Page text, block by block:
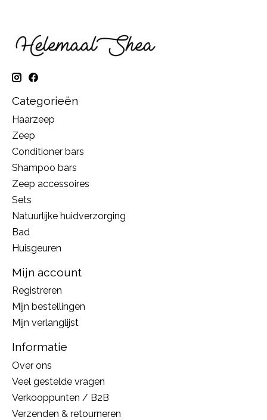
Categorieën
Haarzeep
Zeep
Conditioner bars
Shampoo bars
Zeep accessoires
Sets
Natuurlijke huidverzorging
Bad
Huisgeuren
Mijn account
Registreren
Mijn bestellingen
Mijn verlanglijst
Informatie
Over ons
Veel gestelde vragen
Verkooppunten / B2B
Verzenden & retourneren